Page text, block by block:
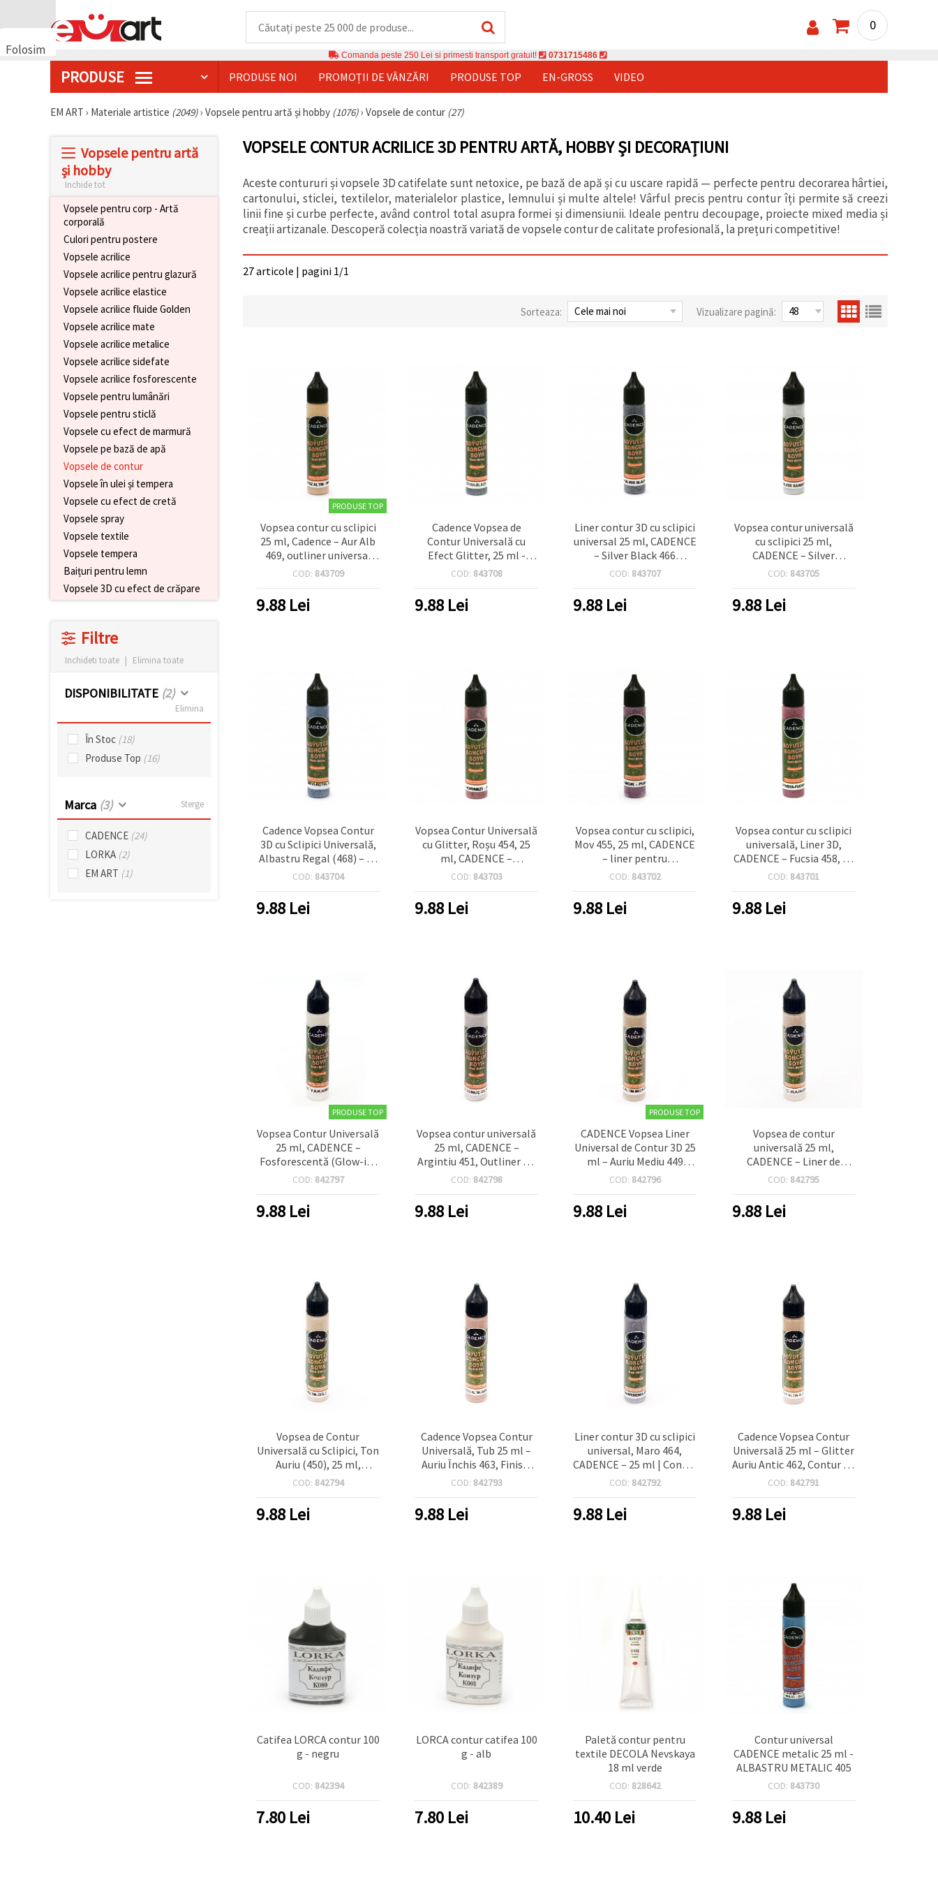
Folosim
0
Comanda peste 250 Lei si primesti transport gratuit! 0731715486
PRODUSE PRODUSE NOI PROMOȚII DE VÂNZĂRI PRODUSE TOP EN-GROSS VIDEO
EM ART › Materiale artistice (2049)› Vopsele pentru artă și hobby (1076)› Vopsele de contur (27)
Vopsele pentru artă
și hobby
Inchide tot
Vopsele pentru corp - Artă
corporală
Culori pentru postere
Vopsele acrilice
Vopsele acrilice pentru glazură
Vopsele acrilice elastice
Vopsele acrilice fluide Golden
Vopsele acrilice mate
Vopsele acrilice metalice
Vopsele acrilice sidefate
Vopsele acrilice fosforescente
Vopsele pentru lumânări
Vopsele pentru sticlă
Vopsele cu efect de marmură
Vopsele pe bază de apă
Vopsele de contur
Vopsele în ulei și tempera
Vopsele cu efect de cretă
Vopsele spray
Vopsele textile
Vopsele tempera
Baițuri pentru lemn
Vopsele 3D cu efect de crăpare
Filtre
Inchideti toate | Elimina toate
DISPONIBILITATE (2)
Elimina
În Stoc (18)
Produse Top (16)
Marca (3) Sterge
CADENCE (24)
LORKA (2)
EM ART (1)
VOPSELE CONTUR ACRILICE 3D PENTRU ARTĂ, HOBBY ȘI DECORAȚIUNI
Aceste contururi și vopsele 3D catifelate sunt netoxice, pe bază de apă și cu uscare rapidă — perfecte pentru decorarea hârtiei,
cartonului, sticlei, textilelor, materialelor plastice, lemnului și multe altele! Vârful precis pentru contur îți permite să creezi
linii fine și curbe perfecte, având control total asupra formei și dimensiunii. Ideale pentru decoupage, proiecte mixed media și
creații artizanale. Descoperă colecția noastră variată de vopsele contur de calitate profesională, la prețuri competitive!
27 articole | pagini 1/1
Sorteaza: Vizualizare pagină:
PRODUSE TOP
Vopsea contur cu sclipici
25 ml, Cadence – Aur Alb
469, outliner universal
multi-suprafețe pentru
COD: 843709
9.88 Lei
Cadence Vopsea de
Contur Universală cu
Efect Glitter, 25 ml -
Negru 472, Liner 3D
contur decorativ și
proiecte hobby și craft pe
COD: 843708
9.88 Lei
Liner contur 3D cu sclipici
universal 25 ml, CADENCE
– Silver Black 466
(argintiu), vopsea
relief multisuprafață DIY
COD: 843707
9.88 Lei
Vopsea contur universală
cu sclipici 25 ml,
CADENCE – Silver
Rainbow 459 (Argintiu) |
pentru artă, hobby &
craft, textile, sticlă,
COD: 843705
9.88Lei
Cadence Vopsea Contur
3D cu Sclipici Universală,
Albastru Regal (468) – 25
ml Liner Dimensional
Hobby & Craft, Textile,
Sticlă, Lemn și Hârtie
COD: 843704
9.88 Lei
Vopsea Contur Universală
cu Glitter, Roșu 454, 25
ml, CADENCE –
Liner/Outliner 3D
Hobby & Craft, Sticlă,
Textile, Lemn și Hârtie
COD: 843703
9.88 Lei
Vopsea contur cu sclipici,
Mov 455, 25 ml, CADENCE
– liner pentru
hobby/craft: textile,
COD: 843702
9.88 Lei
Vopsea contur cu sclipici
universală, Liner 3D,
CADENCE – Fucsia 458, 25
ml | Contur dimensional
hobby, handmade și DIY
COD: 843701
9.88Lei
PRODUSE TOP
Vopsea Contur Universală
25 ml, CADENCE –
Fosforescentă (Glow-in-
the-Dark), Liner 3D cu
Suprafețe, Culoare 461
COD: 842797
9.88 Lei
Vopsea contur universală
25 ml, CADENCE –
Argintiu 451, Outliner 3D
pentru Hobby & Craft,
hârtie și textile
COD: 842798
9.88 Lei
PRODUSE TOP
CADENCE Vopsea Liner
Universal de Contur 3D 25
ml – Auriu Mediu 449
(pentru sticlă, textile,
DIY/hobby & craft)
COD: 842796
9.88 Lei
Vopsea de contur
universală 25 ml,
CADENCE – Liner de
contur 3D cu glitter
auriu) pentru hobby &
decor pe suprafețe
COD: 842795
9.88Lei
Vopsea de Contur
Universală cu Sclipici, Ton
Auriu (450), 25 ml,
CADENCE - Liner
Hobby & Craft, Textile/
Țesături și Bijuterii,
COD: 842794
9.88 Lei
Cadence Vopsea Contur
Universală, Tub 25 ml –
Auriu Închis 463, Finisaj
Metalic cu Sclipici, Vopsea
Multisuprafață pentru
Hobby, Handmade & DIY
COD: 842793
9.88 Lei
Liner contur 3D cu sclipici
universal, Maro 464,
CADENCE – 25 ml | Contur
dimensional
hobby și craft, sticlă,
lemn, textile și hârtie
COD: 842792
9.88 Lei
Cadence Vopsea Contur
Universală 25 ml – Glitter
Auriu Antic 462, Contur 3D
auriu pentru hobby &
sticlă
COD: 842791
9.88Lei
Catifea LORCA contur 100
g - negru
COD: 842394
7.80 Lei
LORCA contur catifea 100
g - alb
COD: 842389
7.80 Lei
Paletă contur pentru
textile DECOLA Nevskaya
18 ml verde
COD: 828642
10.40 Lei
Contur universal
CADENCE metalic 25 ml -
ALBASTRU METALIC 405
COD: 843730
9.88Lei